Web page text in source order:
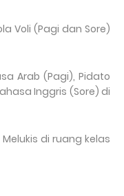
Voli (Pagi dan Sore)
Arab (Pagi), Pidato
Inggris (Sore) di
di ruang kelas